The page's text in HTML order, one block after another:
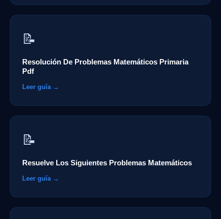
📝
Resolución De Problemas Matemáticos Primaria
Pdf
Leer guía →
📝
Resuelve Los Siguientes Problemas Matemáticos
Leer guía →